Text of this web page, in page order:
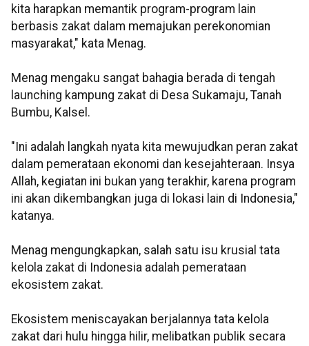
kita harapkan memantik program-program lain
berbasis zakat dalam memajukan perekonomian
masyarakat," kata Menag.
Menag mengaku sangat bahagia berada di tengah
launching kampung zakat di Desa Sukamaju, Tanah
Bumbu, Kalsel.
"Ini adalah langkah nyata kita mewujudkan peran zakat
dalam pemerataan ekonomi dan kesejahteraan. Insya
Allah, kegiatan ini bukan yang terakhir, karena program
ini akan dikembangkan juga di lokasi lain di Indonesia,"
katanya.
Menag mengungkapkan, salah satu isu krusial tata
kelola zakat di Indonesia adalah pemerataan
ekosistem zakat.
Ekosistem meniscayakan berjalannya tata kelola
zakat dari hulu hingga hilir, melibatkan publik secara